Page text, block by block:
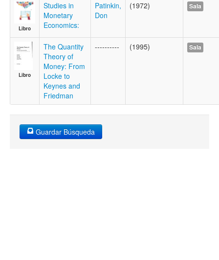
Libro
Studies in
Monetary
Economics:
Patinkin,
Don
(1972) Sala
Libro
The Quantity
Theory of
Money: From
Locke to
Keynes and
Friedman
---------- (1995) Sala
Guardar Búsqueda